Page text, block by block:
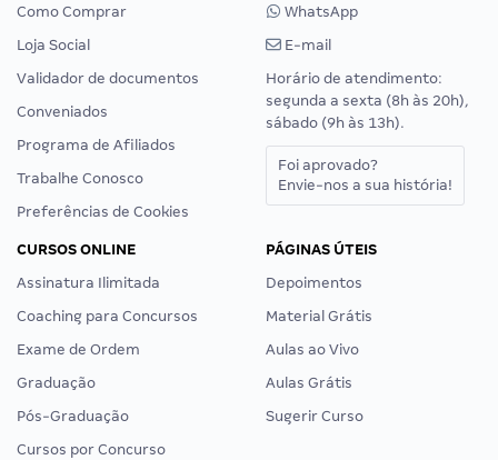
Como Comprar
Loja Social
Validador de documentos
Conveniados
Programa de Afiliados
Trabalhe Conosco
Preferências de Cookies
WhatsApp
E-mail
Horário de atendimento:
segunda a sexta (8h às 20h),
sábado (9h às 13h).
Foi aprovado?
Envie-nos a sua história!
CURSOS ONLINE
Assinatura Ilimitada
Coaching para Concursos
Exame de Ordem
Graduação
Pós-Graduação
Cursos por Concurso
PÁGINAS ÚTEIS
Depoimentos
Material Grátis
Aulas ao Vivo
Aulas Grátis
Sugerir Curso